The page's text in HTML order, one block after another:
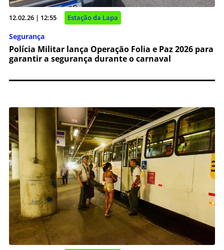
12.02.26 | 12:55 Estação da Lapa
Segurança
Polícia Militar lança Operação Folia e Paz 2026 para
garantir a segurança durante o carnaval